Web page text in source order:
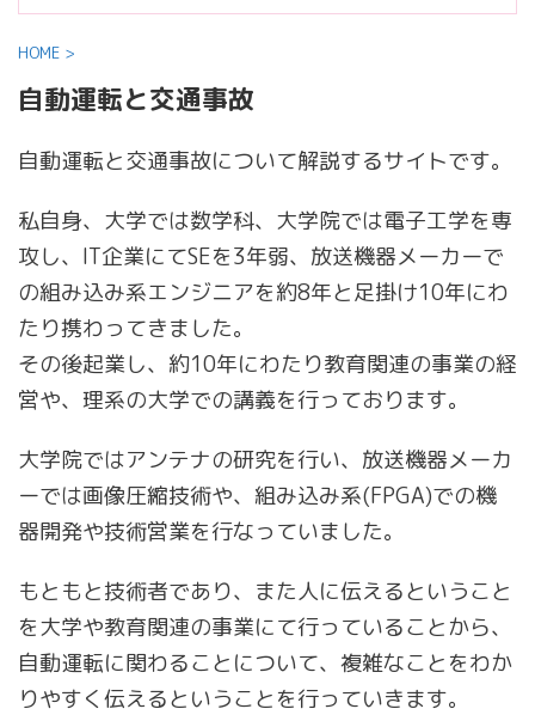
HOME >
自動運転と交通事故
自動運転と交通事故について解説するサイトです。
私自身、大学では数学科、大学院では電子工学を専
攻し、IT企業にてSEを3年弱、放送機器メーカーで
の組み込み系エンジニアを約8年と足掛け10年にわ
たり携わってきました。
その後起業し、約10年にわたり教育関連の事業の経
営や、理系の大学での講義を行っております。
大学院ではアンテナの研究を行い、放送機器メーカ
ーでは画像圧縮技術や、組み込み系(FPGA)での機
器開発や技術営業を行なっていました。
もともと技術者であり、また人に伝えるということ
を大学や教育関連の事業にて行っていることから、
自動運転に関わることについて、複雑なことをわか
りやすく伝えるということを行っていきます。